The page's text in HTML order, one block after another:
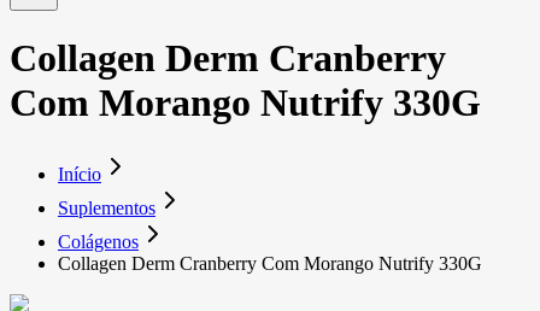
Collagen Derm Cranberry
Com Morango Nutrify 330G
Início
Suplementos
Colágenos
Collagen Derm Cranberry Com Morango Nutrify 330G